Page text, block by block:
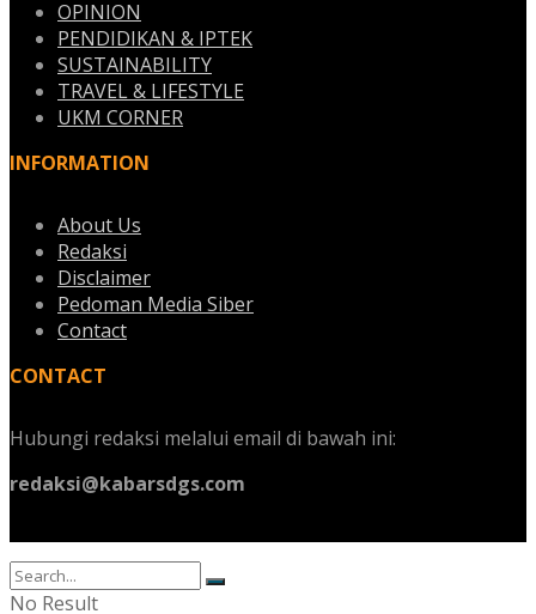
OPINION
PENDIDIKAN & IPTEK
SUSTAINABILITY
TRAVEL & LIFESTYLE
UKM CORNER
INFORMATION
About Us
Redaksi
Disclaimer
Pedoman Media Siber
Contact
CONTACT
Hubungi redaksi melalui email di bawah ini:
redaksi@kabarsdgs.com
No Result